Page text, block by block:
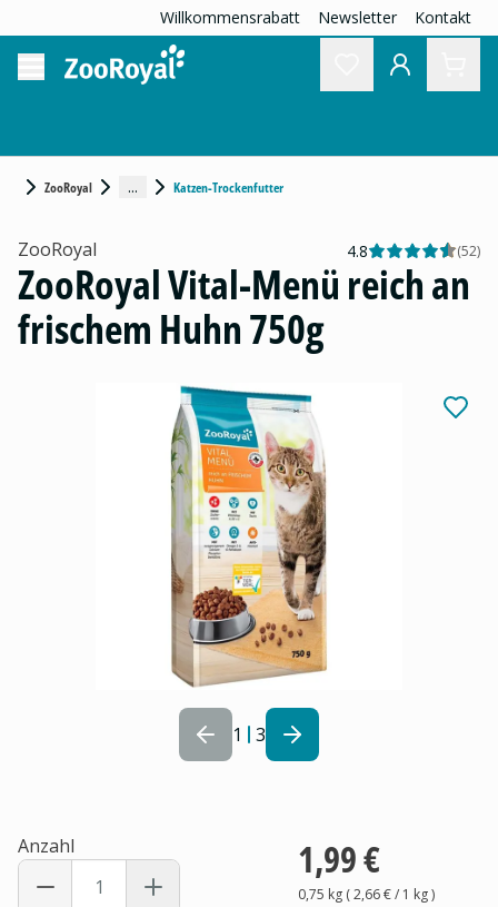
Willkommensrabatt Newsletter Kontakt
ZooRoyal ... Katzen-Trockenfutter
1 3
ZooRoyal 4.8 (52)
ZooRoyal Vital-Menü reich an
frischem Huhn 750g
Anzahl 1,99 €
0,75 kg(2,66 €/ 1 kg)